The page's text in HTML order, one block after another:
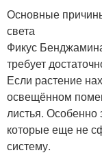
Основные
света
Фикус
требует
Если растение
освещённом
листья. Особенно
которые еще не
систему.